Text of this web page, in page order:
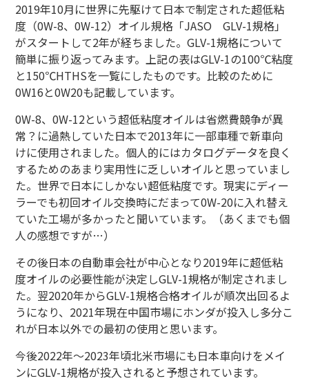
2019年10月に世界に先駆けて日本で制定された超低粘
度（0W-8、0W-12）オイル規格「JASO GLV-1規格」
がスタートして2年が経ちました。GLV-1規格について
簡単に振り返ってみます。上記の表はGLV-1の100℃粘度
と150℃HTHSを一覧にしたものです。比較のために
0W16と0W20も記載しています。
0W-8、0W-12という超低粘度オイルは省燃費競争が異
常？に過熱していた日本で2013年に一部車種で新車向
けに使用されました。個人的にはカタログデータを良く
するためのあまり実用性に乏しいオイルと思っていまし
た。世界で日本にしかない超低粘度です。現実にディー
ラーでも初回オイル交換時にだまって0W-20に入れ替え
ていた工場が多かったと聞いています。（あくまでも個
人の感想ですが…）
その後日本の自動車会社が中心となり2019年に超低粘
度オイルの必要性能が決定しGLV-1規格が制定されまし
た。翌2020年からGLV-1規格合格オイルが順次出回るよ
うになり、2021年現在中国市場にホンダが投入し多分こ
れが日本以外での最初の使用と思います。
今後2022年～2023年頃北米市場にも日本車向けをメイ
ンにGLV-1規格が投入されると予想されています。